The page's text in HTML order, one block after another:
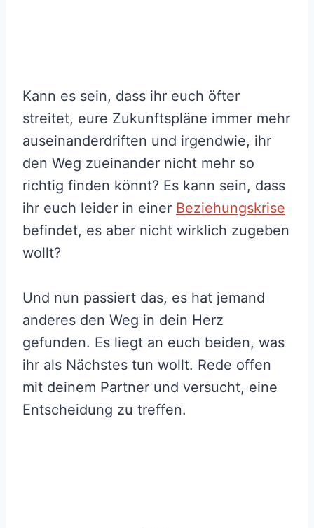
Kann es sein, dass ihr euch öfter
streitet, eure Zukunftspläne immer mehr
auseinanderdriften und irgendwie, ihr
den Weg zueinander nicht mehr so
richtig finden könnt? Es kann sein, dass
ihr euch leider in einer Beziehungskrise
befindet, es aber nicht wirklich zugeben
wollt?
Und nun passiert das, es hat jemand
anderes den Weg in dein Herz
gefunden. Es liegt an euch beiden, was
ihr als Nächstes tun wollt. Rede offen
mit deinem Partner und versucht, eine
Entscheidung zu treffen.